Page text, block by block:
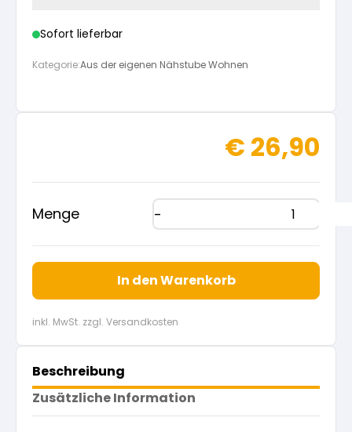
Sofort lieferbar
Kategorie:Aus der eigenen Nähstube Wohnen
€ 26,90
Menge
In den Warenkorb
inkl. MwSt. zzgl. Versandkosten
Beschreibung
Zusätzliche Information